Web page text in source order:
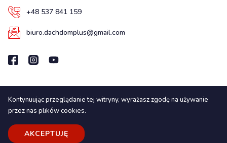
+48 537 841 159
biuro.dachdomplus@gmail.com
Wszelkie prawa zastrzeżone
© 2025. LUXstrona.pl
Realizacja:luxstrona.pl
Kontynuując przeglądanie tej witryny, wyrażasz zgodę na używanie
przez nas plików cookies.
AKCEPTUJĘ